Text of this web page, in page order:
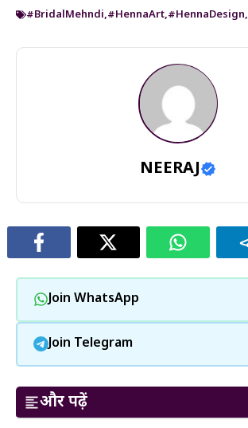
#BridalMehndi,#HennaArt,#HennaDesign,
NEERAJ
Join WhatsApp
Join Telegram
और पढ़ें